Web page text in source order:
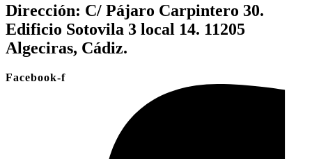
Dirección: C/ Pájaro Carpintero 30.
Edificio Sotovila 3 local 14. 11205
Algeciras, Cádiz.
Facebook-f